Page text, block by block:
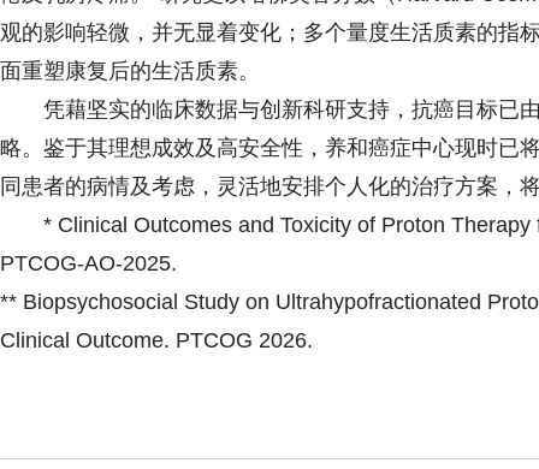
观的影响轻微，并无显着变化；多个量度生活质素的指
面重塑康复后的生活质素。
凭藉坚实的临床数据与创新科研支持，抗癌目标已
略。鉴于其理想成效及高安全性，养和癌症中心现时已
同患者的病情及考虑，灵活地安排个人化的治疗方案，
* Clinical Outcomes and Toxicity of Proton
PTCOG-AO-2025.
** Biopsychosocial Study on Ultrahypofractionated
Clinical Outcome. PTCOG 2026.